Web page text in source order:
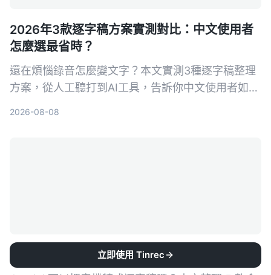
2026年3款逐字稿方案實測對比：中文使用者
怎麼選最省時？
還在煩惱錄音怎麼變文字？本文實測3種逐字稿整理
方案，從人工聽打到AI工具，告訴你中文使用者如何
2026-08-08
2026年錄音轉文字免費方案整理：5款一次看
立即使用 Tinrec